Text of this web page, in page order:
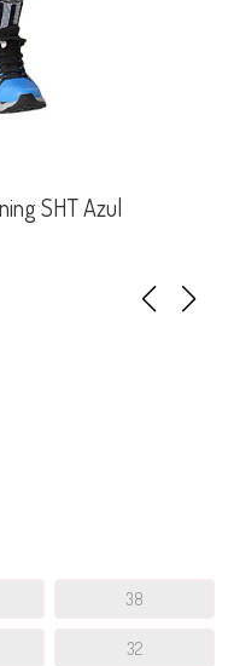
SHT Azul
38
32